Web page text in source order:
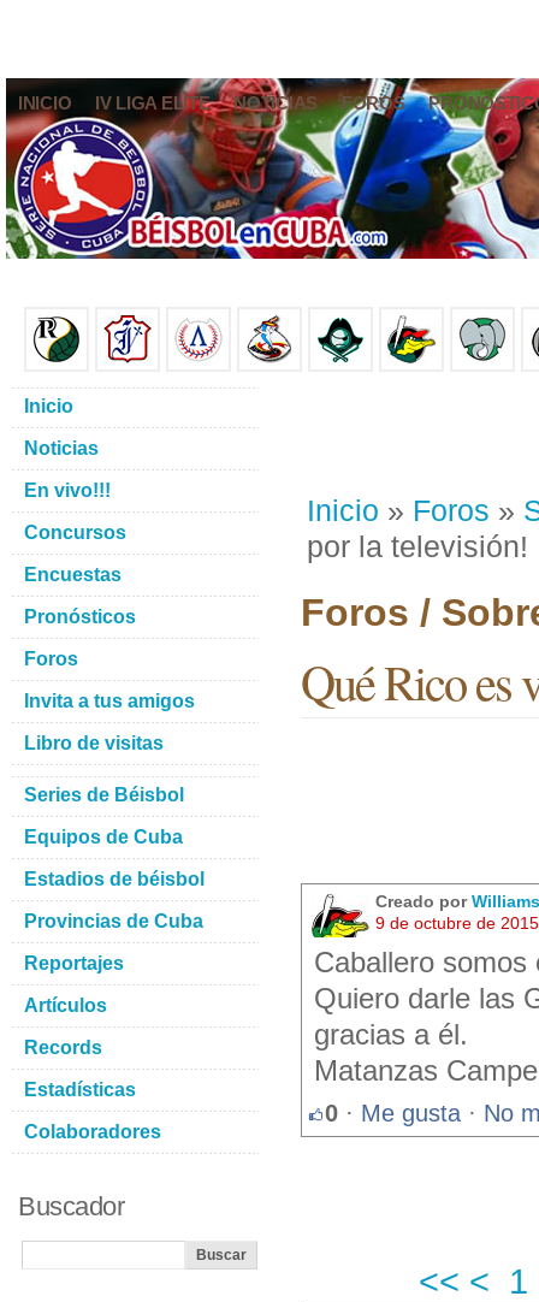
INICIO IV LIGA ELITE NOTICIAS FOROS
Inicio » Foros »
por la televisión!
Foros /
Qué Rico es
Creado por
9 de octubre de
Caballero
Quiero darle las
gracias a él.
Matanzas
0 · Me gusta · No
<< < 1
Inicio
Noticias
En vivo!!!
Concursos
Encuestas
Pronósticos
Foros
Invita a tus amigos
Libro de visitas
Series de Béisbol
Equipos de Cuba
Estadios de béisbol
Provincias de Cuba
Reportajes
Artículos
Records
Estadísticas
Colaboradores
Buscador